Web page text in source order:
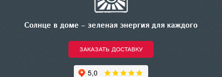
Солнце в доме – зеленая энергия для каждого
ЗАКАЗАТЬ ДОСТАВКУ